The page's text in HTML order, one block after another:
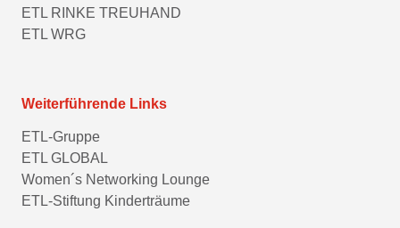
ETL RINKE TREUHAND
ETL WRG
Weiterführende Links
ETL-Gruppe
ETL GLOBAL
Women´s Networking Lounge
ETL-Stiftung Kinderträume